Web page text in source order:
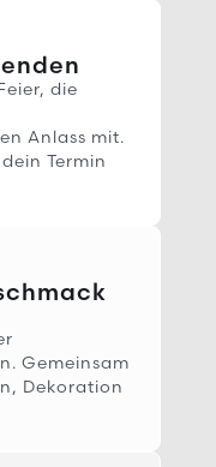
die
Anlass mit.
Termin
Gemeinsam
Dekoration